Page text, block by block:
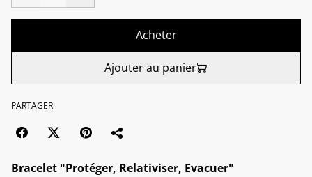
Acheter
Ajouter au panier
PARTAGER
Bracelet "Protéger, Relativiser, Evacuer"